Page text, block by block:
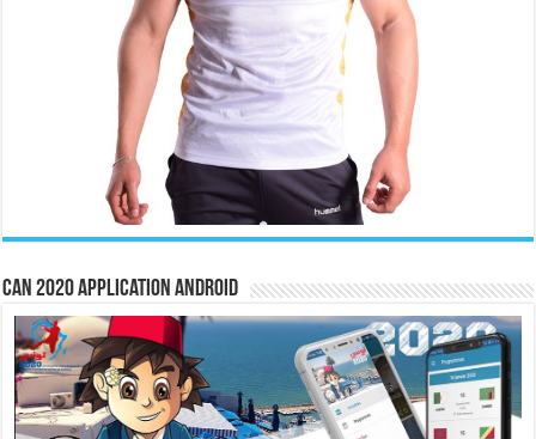
CAN 2020 Application Android